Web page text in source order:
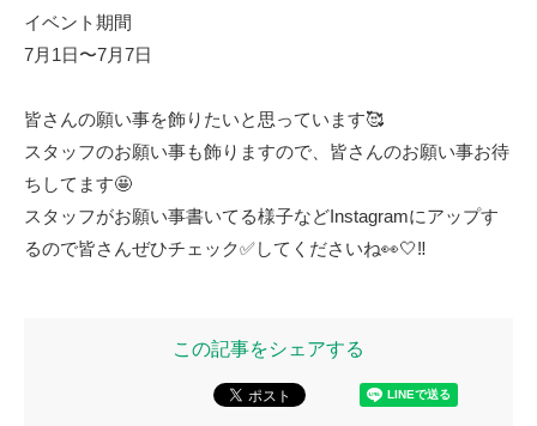
イベント期間
7月1日〜7月7日
皆さんの願い事を飾りたいと思っています🥰
スタッフのお願い事も飾りますので、皆さんのお願い事お待
ちしてます🤩
スタッフがお願い事書いてる様子などInstagramにアップす
るので皆さんぜひチェック✅してくださいね👀🤍‼️
この記事をシェアする